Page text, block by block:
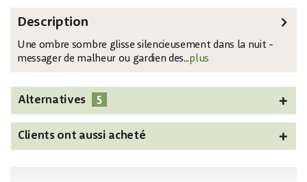
Description
Une ombre sombre glisse silencieusement dans la nuit -
messager de malheur ou gardien des...plus
Alternatives 5
Clients ont aussi acheté